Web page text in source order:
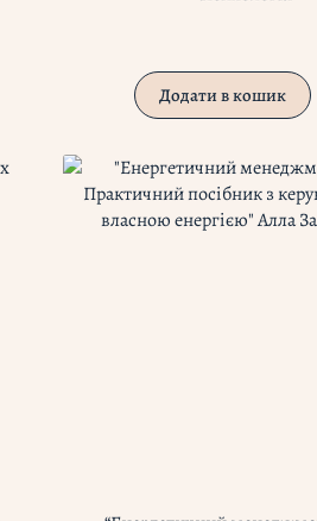
Додати в кошик